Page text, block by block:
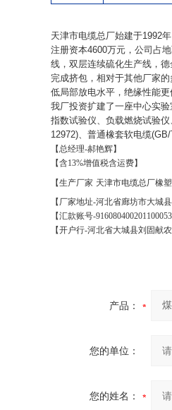
天津市电缆总厂始建于1992
注册资本4600万元，公司占
线，双层连续硫化生产线，
完成挤包，相对于其他厂家
低局部放电水平，绝缘性能
我厂投资扩建了一座中心实
指数试验仪、负载燃烧试验仪
12972)、普通橡套软电缆
【总经理-郝艳辉】
【含13%增值税含运费】
【生产厂家 天津市电缆总厂橡塑
【厂家地址-河北省廊坊市大城县
【汇款账号-
【开户行-河北省大城县刘固献农
产品：
您的单位：
您的姓名：